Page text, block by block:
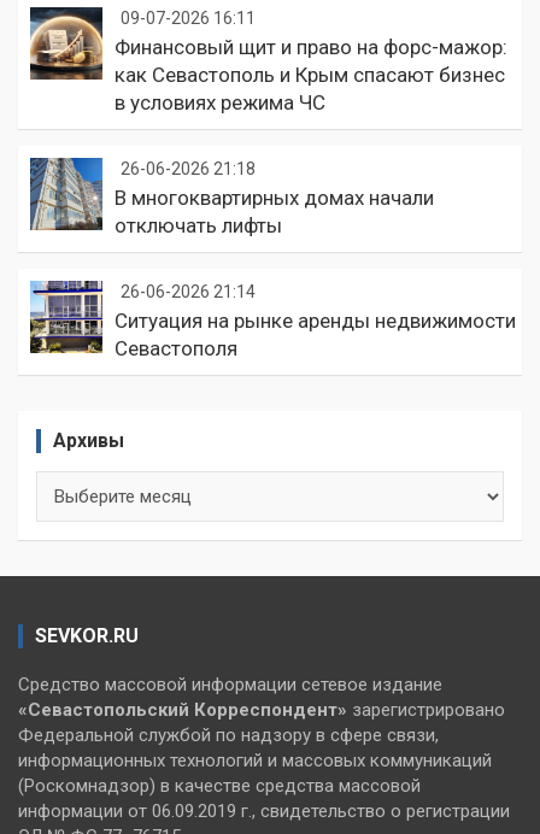
09-07-2026 16:11
Финансовый щит и право на форс-мажор:
как Севастополь и Крым спасают бизнес
в условиях режима ЧС
26-06-2026 21:18
В многоквартирных домах начали
отключать лифты
26-06-2026 21:14
Ситуация на рынке аренды недвижимости
Севастополя
Архивы
SEVKOR.RU
Средство массовой информации сетевое издание
«Севастопольский Корреспондент» зарегистрировано
Федеральной службой по надзору в сфере связи,
информационных технологий и массовых коммуникаций
(Роскомнадзор) в качестве средства массовой
информации от 06.09.2019 г., свидетельство о регистрации